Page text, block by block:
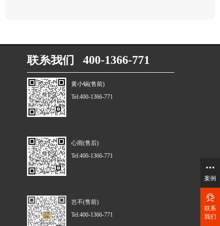
联系我们 400-1366-771
黄小锅(售前)
Tel:400-1366-771
心雨(售后)
Tel:400-1366-771
岂不(售前)
Tel:400-1366-771
案例
联系
我们